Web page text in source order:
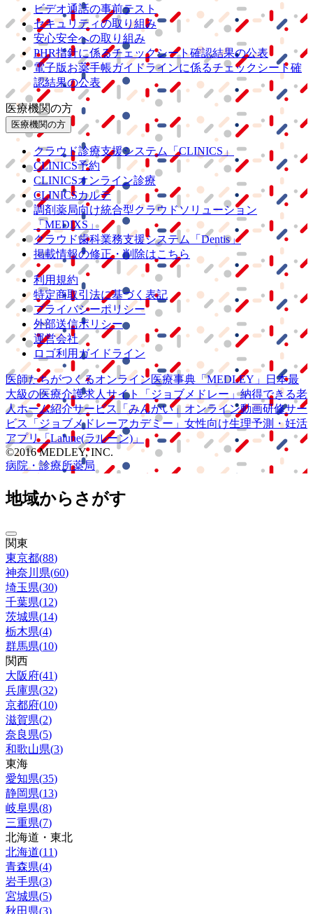
ビデオ通話の事前テスト
セキュリティの取り組み
安心安全への取り組み
PHR指針に係るチェックシート確認結果の公表
電子版お薬手帳ガイドラインに係るチェックシート確
認結果の公表
医療機関の方
医療機関の方
クラウド診療支援システム
「CLINICS」
CLINICS予約
CLINICSオンライン診療
CLINICSカルテ
調剤薬局向け統合型クラウドソリューション
「MEDIXS」
クラウド歯科業務支援システム
「Dentis」
掲載情報の修正・削除はこちら
利用規約
特定商取引法に基づく表記
プライバシーポリシー
外部送信ポリシー
運営会社
ロゴ利用ガイドライン
医師たちがつくるオンライン医療事典 「MEDLEY」
日本最
大級の医療介護求人サイト 「ジョブメドレー」納得できる老
人ホーム紹介サービス
「みんかい」 オンライン動画研修サー
ビス
「ジョブメドレーアカデミー」 女性向け生理予測・妊活
アプリ「Lalune(ラルーン)」
©2016 MEDLEY, INC.
病院・診療所薬局
地域からさがす
関東
東京都(88)
神奈川県(60)
埼玉県(30)
千葉県(12)
茨城県(14)
栃木県(4)
群馬県(10)
関西
大阪府(41)
兵庫県(32)
京都府(10)
滋賀県(2)
奈良県(5)
和歌山県(3)
東海
愛知県(35)
静岡県(13)
岐阜県(8)
三重県(7)
北海道・東北
北海道(11)
青森県(4)
岩手県(3)
宮城県(5)
秋田県(3)